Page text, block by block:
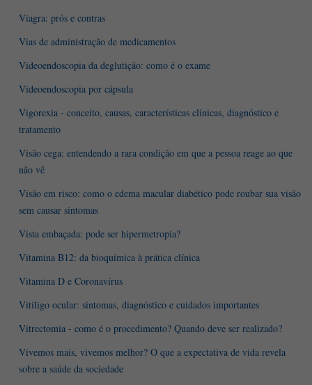
Viagra: prós e contras
Vias de administração de medicamentos
Videoendoscopia da deglutição: como é o exame
Videoendoscopia por cápsula
Vigorexia - conceito, causas, características clínicas, diagnóstico e
tratamento
Visão cega: entendendo a rara condição em que a pessoa reage ao que
não vê
Visão em risco: como o edema macular diabético pode roubar sua visão
sem causar sintomas
Vista embaçada: pode ser hipermetropia?
Vitamina B12: da bioquímica à prática clínica
Vitamina D e Coronavírus
Vitiligo ocular: sintomas, diagnóstico e cuidados importantes
Vitrectomia - como é o procedimento? Quando deve ser realizado?
Vivemos mais, vivemos melhor? O que a expectativa de vida revela
sobre a saúde da sociedade